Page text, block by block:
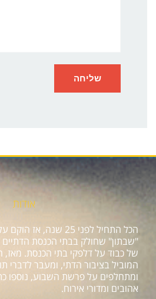
אודות
הכל התחיל לפני 25 שנה,
"שבתון" שחולק בבתי הכנסת
של כבוד על דלפקי בתי הכנסת. מאז,
המוביל בציבור הדתי, ומעבר לדברי
ומתחלפים על פרשת השבוע, נוספו
אהובים ומדורי אירוח.